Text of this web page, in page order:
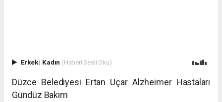
Erkek| Kadın (Haberi Sesli Oku)
Düzce Belediyesi Ertan Uçar Alzheimer Hastaları
Gündüz Bakım